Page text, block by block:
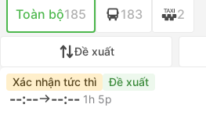
Toàn bộ185 183 2
Đề xuất
Xác nhận tức thì Đề xuất
--:-- --:-- 1h 5p